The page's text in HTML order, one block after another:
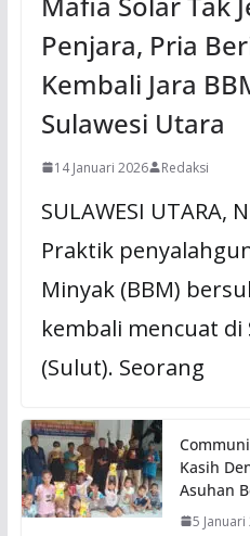
Penjara, Pria
Kembali Jara
Sulawesi Utara
14 Januari 2026 Redaksi
SULAWESI UTARA,
Praktik
Minyak (BBM)
kembali mencuat di
(Sulut). Seorang
Kasih
Asuhan
5 Januari